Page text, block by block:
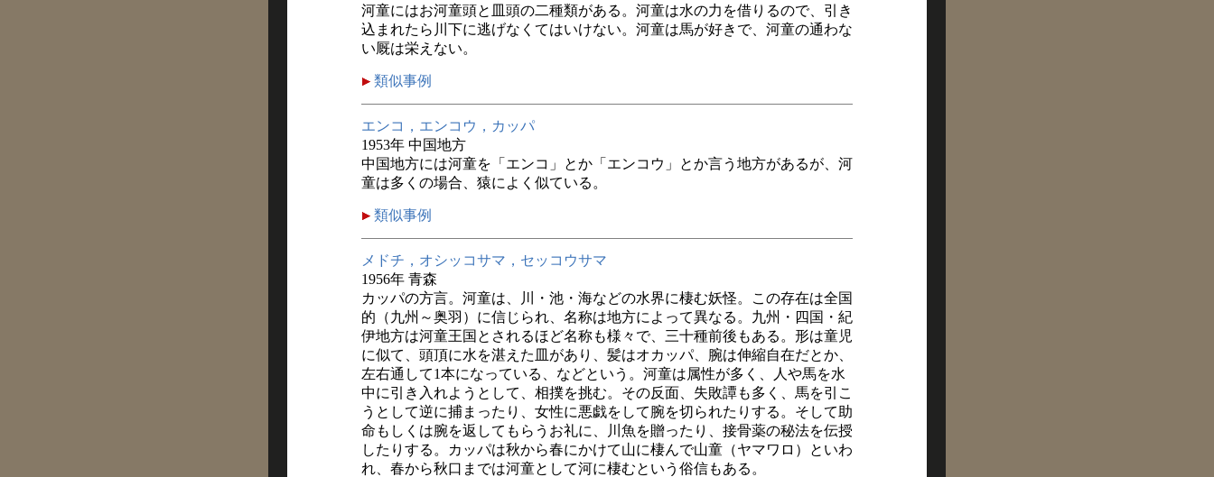
河童にはお河童頭と皿頭の二種類がある。河童は水の力を借りるので、引き
込まれたら川下に逃げなくてはいけない。河童は馬が好きで、河童の通わな
い厩は栄えない。
類似事例
エンコ，エンコウ，カッパ
1953年 中国地方
中国地方には河童を「エンコ」とか「エンコウ」とか言う地方があるが、河
童は多くの場合、猿によく似ている。
類似事例
メドチ，オシッコサマ，セッコウサマ
1956年 青森
カッパの方言。河童は、川・池・海などの水界に棲む妖怪。この存在は全国
的（九州～奥羽）に信じられ、名称は地方によって異なる。九州・四国・紀
伊地方は河童王国とされるほど名称も様々で、三十種前後もある。形は童児
に似て、頭頂に水を湛えた皿があり、髪はオカッパ、腕は伸縮自在だとか、
左右通して1本になっている、などという。河童は属性が多く、人や馬を水
中に引き入れようとして、相撲を挑む。その反面、失敗譚も多く、馬を引こ
うとして逆に捕まったり、女性に悪戯をして腕を切られたりする。そして助
命もしくは腕を返してもらうお礼に、川魚を贈ったり、接骨薬の秘法を伝授
したりする。カッパは秋から春にかけて山に棲んで山童（ヤマワロ）といわ
れ、春から秋口までは河童として河に棲むという俗信もある。